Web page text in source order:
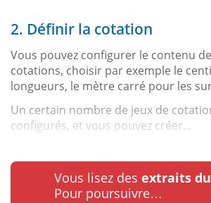
2. Définir la cotation
Vous pouvez configurer le contenu
cotations, choisir par exemple le
longueurs, le mètre carré pour les
Un certain nombre de jeux de
configurés, et vous pouvez créer...
Vous lisez des extraits
Pour poursuivre…